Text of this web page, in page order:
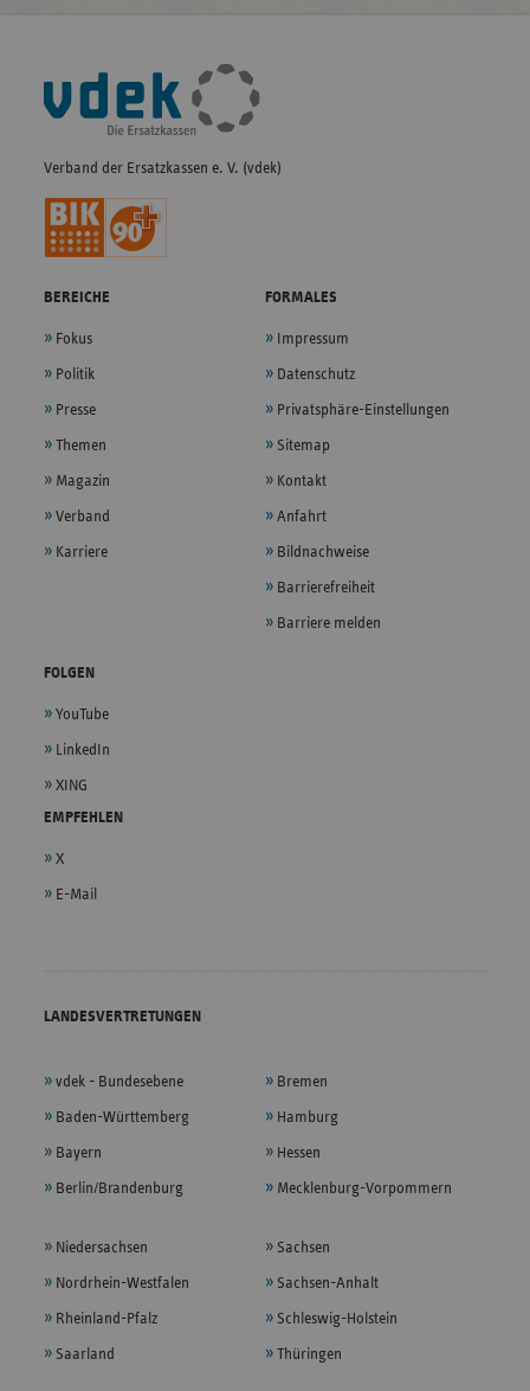
Fußleisten-
Navigation
Verband der Ersatzkassen e. V. (vdek)
BEREICHE
Fokus
Politik
Presse
Themen
Magazin
Verband
Karriere
FORMALES
Impressum
Datenschutz
Privatsphäre-Einstellungen
Sitemap
Kontakt
Anfahrt
Bildnachweise
Barrierefreiheit
Barriere melden
FOLGEN
YouTube
LinkedIn
XING
EMPFEHLEN
X
E-Mail
LANDESVERTRETUNGEN
vdek - Bundesebene
Baden-Württemberg
Bayern
Berlin/Brandenburg
Bremen
Hamburg
Hessen
Mecklenburg-Vorpommern
Niedersachsen
Nordrhein-Westfalen
Rheinland-Pfalz
Saarland
Sachsen
Sachsen-Anhalt
Schleswig-Holstein
Thüringen